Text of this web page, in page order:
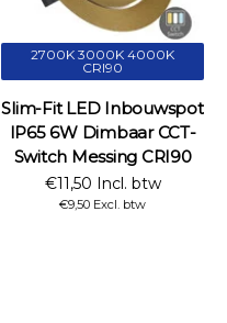
2700K 3000K 4000K
CRI90
Slim-Fit LED Inbouwspot
IP65 6W Dimbaar CCT-
Switch Messing CRI90
€11,50 Incl. btw
€9,50 Excl. btw